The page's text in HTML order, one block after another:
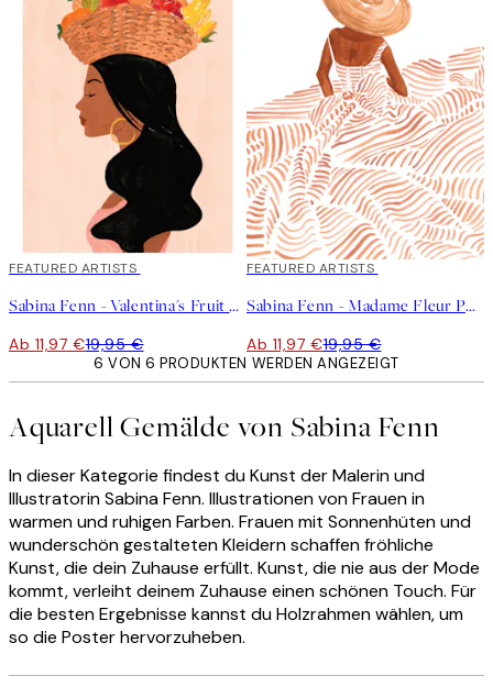
40%*
FEATURED ARTISTS
Sabina Fenn - Valentina's Fruit Basket Poster
Ab 11,97 €19,95 €
40%*
FEATURED ARTISTS
Sabina Fenn - Madame Fleur Poster
Ab 11,97 €19,95 €
6 VON 6 PRODUKTEN WERDEN ANGEZEIGT
Aquarell Gemälde von Sabina Fenn
In dieser Kategorie findest du Kunst der Malerin und
Illustratorin Sabina Fenn. Illustrationen von Frauen in
warmen und ruhigen Farben. Frauen mit Sonnenhüten und
wunderschön gestalteten Kleidern schaffen fröhliche
Kunst, die dein Zuhause erfüllt. Kunst, die nie aus der Mode
kommt, verleiht deinem Zuhause einen schönen Touch. Für
die besten Ergebnisse kannst du Holzrahmen wählen, um
so die Poster hervorzuheben.